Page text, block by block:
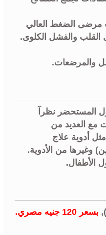
مرضى الضغط العالي
والفشل الكلوى.
والمرضعات.
المستحضر نظرآ
مع العديد من
أدوية علاج
وغيرها من الأدوية.
الأطفال.
بسعر 120 جنيه مصري.